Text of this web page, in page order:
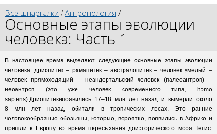
Все шпаргалки /Антропология /
Основные этапы эволюции
человека: Часть 1
В настоящее время выделяют следующие основные этапы эволюции
человека: дриопитек – рамапитек – австралопитек – человек умелый –
человек прямоходящий – неандертальский человек (палеоантроп) –
неоантроп (это уже человек современного типа, homo
sapiens).Дриопитекипоявились 17–18 млн лет назад и вымерли около
8 млн лет назад, обитали в тропических лесах. Это ранние
человекообразные обезьяны, которые, вероятно, появились в Африке и
пришли в Европу во время пересыхания доисторического моря Тетис.